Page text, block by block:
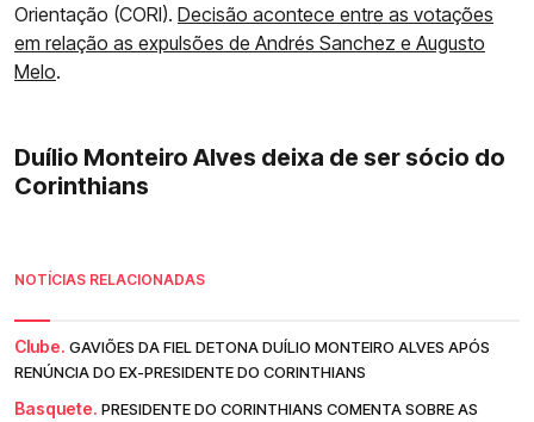
Orientação (CORI). Decisão acontece entre as votações
em relação as expulsões de Andrés Sanchez e Augusto
Melo.
Duílio Monteiro Alves deixa de ser sócio do
Corinthians
NOTÍCIAS RELACIONADAS
Clube. GAVIÕES DA FIEL DETONA DUÍLIO MONTEIRO ALVES APÓS
RENÚNCIA DO EX-PRESIDENTE DO CORINTHIANS
Basquete. PRESIDENTE DO CORINTHIANS COMENTA SOBRE AS